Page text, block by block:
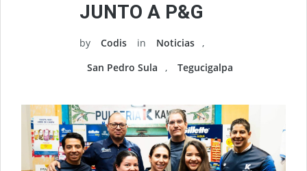
JUNTO A P&G
by Codis in Noticias ,
San Pedro Sula
, Tegucigalpa